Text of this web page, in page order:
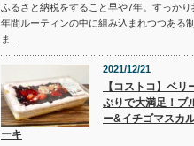
ふるさと納税をすること早や7年。すっかり
年間ルーティンの中に組み込まれつつある制
ま…
2021/12/21
【コストコ】ベリ
ぷりで大満足！ブ
ー&イチゴマスカ
ーキ